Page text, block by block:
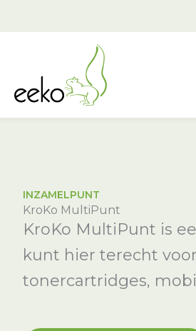
INZAMELPUNT
KroKo MultiPunt
KroKo MultiPunt is
kunt hier terecht
tonercartridges,